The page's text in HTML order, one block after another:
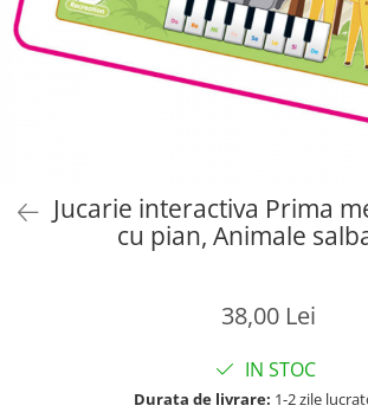
Jucarie interactiva Prima
cu pian, Animale
38,00 Lei
IN STOC
Durata de livrare: 1-2 zile